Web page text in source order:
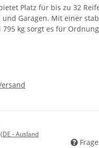
Platz für bis zu 32
Garagen. Mit einer
795 kg sorgt es für
(DE - Ausland